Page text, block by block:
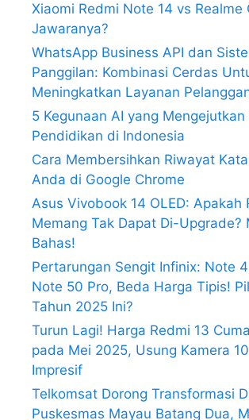
Xiaomi Redmi Note 14 vs Realme
Jawaranya?
WhatsApp Business API dan
Panggilan: Kombinasi Cerdas
Meningkatkan Layanan
5 Kegunaan AI yang Mengejutkan
Pendidikan di Indonesia
Cara Membersihkan Riwayat
Anda di Google Chrome
Asus Vivobook 14 OLED: Apakah
Memang Tak Dapat Di-Upgrade?
Bahas!
Pertarungan Sengit Infinix: Note
Note 50 Pro, Beda Harga Tipis!
Tahun 2025 Ini?
Turun Lagi! Harga Redmi 13
pada Mei 2025, Usung Kamera
Impresif
Telkomsat Dorong Transformasi
Puskesmas Mayau Batang Dua,